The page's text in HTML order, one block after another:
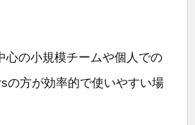
心の小規模チームや個人での
の方が効率的で使いやすい場